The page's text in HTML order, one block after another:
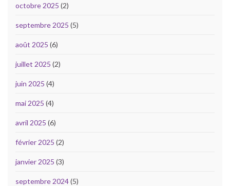
octobre 2025 (2)
septembre 2025 (5)
août 2025 (6)
juillet 2025 (2)
juin 2025 (4)
mai 2025 (4)
avril 2025 (6)
février 2025 (2)
janvier 2025 (3)
septembre 2024(5)